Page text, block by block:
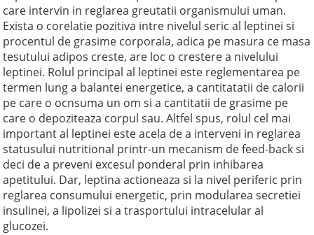
care intervin in reglarea greutatii organismului uman.
Exista o corelatie pozitiva intre nivelul seric al leptinei si
procentul de grasime corporala, adica pe masura ce masa
tesutului adipos creste, are loc o crestere a nivelului
leptinei. Rolul principal al leptinei este reglementarea pe
termen lung a balantei energetice, a cantitatatii de calorii
pe care o ocnsuma un om si a cantitatii de grasime pe
care o depoziteaza corpul sau. Altfel spus, rolul cel mai
important al leptinei este acela de a interveni in reglarea
statusului nutritional printr-un mecanism de feed-back si
deci de a preveni excesul ponderal prin inhibarea
apetitului. Dar, leptina actioneaza si la nivel periferic prin
reglarea consumului energetic, prin modularea secretiei
insulinei, a lipolizei si a trasportului intracelular al
glucozei.